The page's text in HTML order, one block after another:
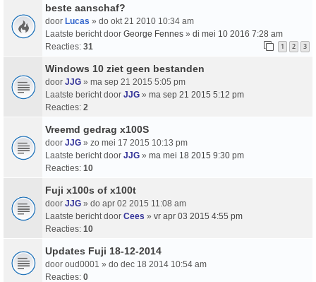
beste aanschaf?
door Lucas » do okt 21 2010 10:34 am
Laatste bericht door George Fennes » di mei 10 2016 7:28 am
Reacties: 31 1 2 3
Windows 10 ziet geen bestanden
door JJG » ma sep 21 2015 5:05 pm
Laatste bericht door JJG » ma sep 21 2015 5:12 pm
Reacties: 2
Vreemd gedrag x100S
door JJG » zo mei 17 2015 10:13 pm
Laatste bericht door JJG » ma mei 18 2015 9:30 pm
Reacties: 10
Fuji x100s of x100t
door JJG » do apr 02 2015 11:08 am
Laatste bericht door Cees » vr apr 03 2015 4:55 pm
Reacties: 10
Updates Fuji 18-12-2014
door oud0001 » do dec 18 2014 10:54 am
Reacties: 0